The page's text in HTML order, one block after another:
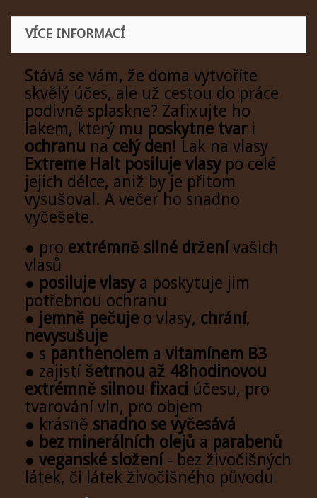
VÍCE INFORMACÍ
Stává se vám, že doma vytvoříte
skvělý účes, ale už cestou do práce
podivně splaskne? Zafixujte ho
lakem, který mu poskytne tvari
ochranu na celý den! Lak na vlasy
Extreme Halt posiluje vlasypo celé
jejich délce, aniž by je přitom
vysušoval. A večer ho snadno
vyčešete.
● pro extrémně silné držení vašich
vlasů
● posiluje vlasya poskytuje jim
potřebnou ochranu
● jemně pečuje o vlasy, chrání,
nevysušuje
● s panthenolem a vitamínem B3
● zajistí šetrnou až 48hodinovou
extrémně silnou fixaci účesu, pro
tvarování vln, pro objem
● krásně snadno se vyčesává
● bez minerálních olejů a parabenů
● veganské složení - bez živočišných
látek, či látek živočišného původu